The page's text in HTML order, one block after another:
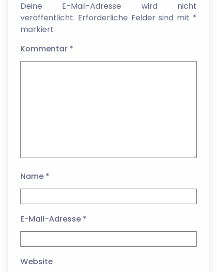
Deine E-Mail-Adresse wird nicht
veröffentlicht. Erforderliche Felder sind mit *
markiert
Kommentar *
Name *
E-Mail-Adresse *
Website